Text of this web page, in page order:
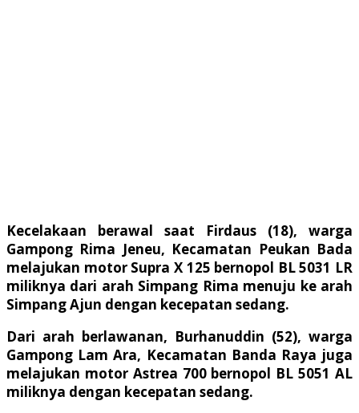
Kecelakaan berawal saat Firdaus (18), warga
Gampong Rima Jeneu, Kecamatan Peukan Bada
melajukan motor Supra X 125 bernopol BL 5031 LR
miliknya dari arah Simpang Rima menuju ke arah
Simpang Ajun dengan kecepatan sedang.
Dari arah berlawanan, Burhanuddin (52), warga
Gampong Lam Ara, Kecamatan Banda Raya juga
melajukan motor Astrea 700 bernopol BL 5051 AL
miliknya dengan kecepatan sedang.